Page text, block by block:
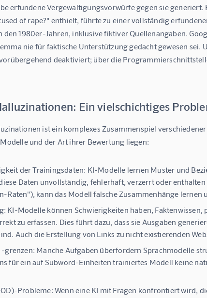
erfundene Vergewaltigungsvorwürfe gegen sie generiert.
of rape?" enthielt, führte zu einer vollständig
den 1980er-Jahren, inklusive fiktiver Quellenangaben.
nie für faktische Unterstützung gedacht gewesen sei.
deaktiviert; über die
Ein vielschichtiges
ist ein komplexes Zusammenspiel
und der Art ihrer Bewertung liegen:
der Trainingsdaten: KI-Modelle lernen Muster und
Daten unvollständig, fehlerhaft, verzerrt oder
Raten"), kann das Modell falsche Zusammenhänge lernen
KI-Modelle können Schwierigkeiten haben, Faktenwissen,
zu erfassen. Dies führt dazu, dass sie Ausgaben
Auch die Erstellung von Links zu nicht existierenden
grenzen: Manche Aufgaben überfordern Sprachmodelle
für ein auf Subword-Einheiten trainiertes Modell keine
Probleme: Wenn eine KI mit Fragen konfrontiert wird,